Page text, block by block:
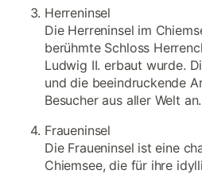
Herreninsel
Die Herreninsel im
berühmte Schloss
Ludwig II. erbaut wurde.
und die beeindruckende
Besucher aus aller Welt an.
Fraueninsel
Die Fraueninsel ist eine
Chiemsee, die für ihre